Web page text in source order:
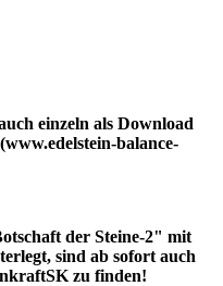
einzeln als Download
balance-
der Steine-2" mit
sind ab sofort auch
zu finden!